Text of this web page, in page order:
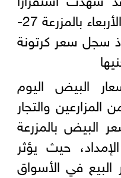
مع بداية تعاملات اليوم الأربعاء بالمزرعة 27-
إذ سجل سعر كرتونة
البيض اليوم
المزارعين والتجار
البيض بالمزرعة
حيث يؤثر
في الأسواق